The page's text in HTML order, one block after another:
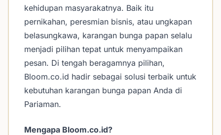
kehidupan masyarakatnya. Baik itu
pernikahan, peresmian bisnis, atau ungkapan
belasungkawa, karangan bunga papan selalu
menjadi pilihan tepat untuk menyampaikan
pesan. Di tengah beragamnya pilihan,
Bloom.co.id hadir sebagai solusi terbaik untuk
kebutuhan karangan bunga papan Anda di
Pariaman.
Mengapa Bloom.co.id?